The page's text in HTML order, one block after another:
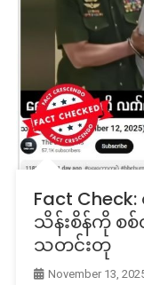
Fact
သိန်းစိန်ကို
သတင်းတု
November 13,